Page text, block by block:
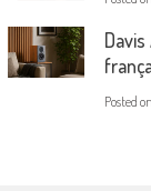
Posted on